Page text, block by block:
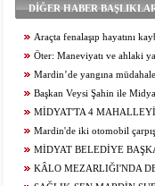
DİĞER HABER
Araçta fenalaşıp hayatını
Öter: Maneviyatı ve ahlaki
olumsuzluklardan biri de sanal
Mardin’de yangına
itfaiye eri öldü
Başkan Veysi Şahin ile
MİDYAT'TA 4
YOLU YENİLENDİ
Mardin'de iki otomobil
MİDYAT BELEDİYE
GELECEĞİ İÇİN ÇALIŞIYOR...
KÂLO MEZARLIĞI'NDA